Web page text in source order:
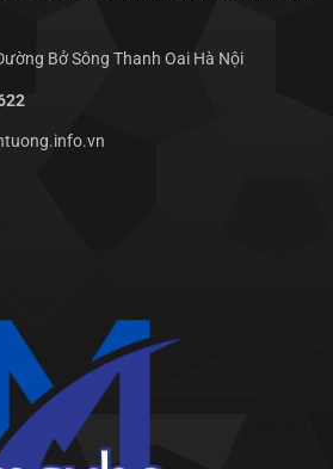
Bở Sông Thanh Oai Hà Nội